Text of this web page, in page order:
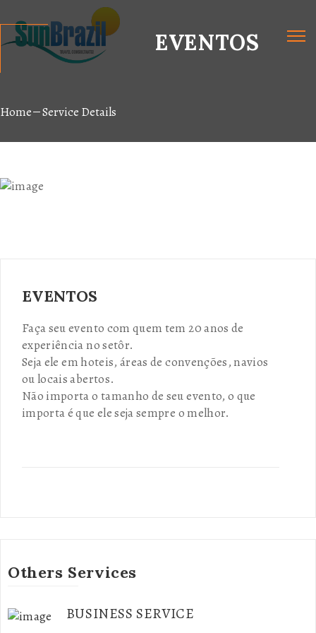
EVENTOS
Home Service Details
EVENTOS
Faça seu evento com quem tem 20 anos de
experiência no setôr.
Seja ele em hoteis, áreas de convenções, navios
ou locais abertos.
Não importa o tamanho de seu evento, o que
importa é que ele seja sempre o melhor.
Others Services
BUSINESS SERVICE